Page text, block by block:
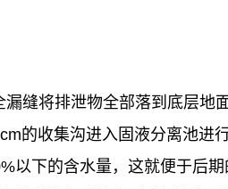
缝将排泄物全部落到底层地
的收集沟进入固液分离池进
以下的含水量，这就便于后